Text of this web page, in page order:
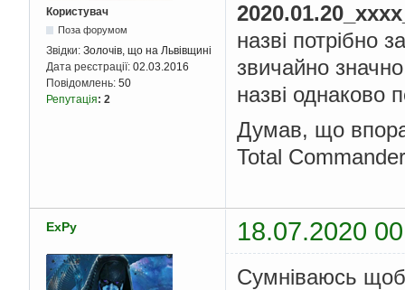
Користувач
Поза форумом
Звідки: Золочів, що на Львівщині
Дата реєстрації: 02.03.2016
Повідомлень: 50
Репутація: 2
назві потрібно
звичайно
назві однаково
Думав, що
Total
ExPy 18.07.2020
Сумніваюсь